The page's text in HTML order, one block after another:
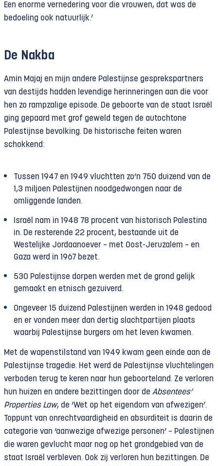
Een enorme vernedering voor die vrouwen, dat was de
bedoeling ook natuurlijk.’
De Nakba
Amin Majaj en mijn andere Palestijnse gesprekspartners
van destijds hadden levendige herinneringen aan die voor
hen zo rampzalige episode. De geboorte van de staat Israël
ging gepaard met grof geweld tegen de autochtone
Palestijnse bevolking. De historische feiten waren
schokkend:
Tussen 1947 en 1949 vluchtten zo’n 750 duizend van de
1,3 miljoen Palestijnen noodgedwongen naar de
omliggende landen.
Israël nam in 1948 78 procent van historisch Palestina
in. De resterende 22 procent, bestaande uit de
Westelijke Jordaanoever – met Oost-Jeruzalem – en
Gaza werd in 1967 bezet.
530 Palestijnse dorpen werden met de grond gelijk
gemaakt en etnisch gezuiverd.
Ongeveer 15 duizend Palestijnen werden in 1948 gedood
en er vonden meer dan dertig slachtpartijen plaats
waarbij Palestijnse burgers om het leven kwamen.
Met de wapenstilstand van 1949 kwam geen einde aan de
Palestijnse tragedie. Het werd de Palestijnse vluchtelingen
verboden terug te keren naar hun geboorteland. Ze verloren
hun huizen en andere bezittingen door de Absentees’
Properties Law, de ‘Wet op het eigendom van afwezigen’.
Toppunt van onrechtvaardigheid en absurditeit is daarin de
categorie van ‘aanwezige afwezige personen’ – Palestijnen
die waren gevlucht maar nog op het grondgebied van de
staat Israël verbleven. Ook zij verloren hun bezittingen. De